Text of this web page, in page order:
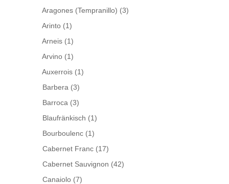
Aragones (Tempranillo) (3)
Arinto (1)
Arneis (1)
Arvino (1)
Auxerrois (1)
Barbera (3)
Barroca (3)
Blaufränkisch (1)
Bourboulenc (1)
Cabernet Franc (17)
Cabernet Sauvignon (42)
Canaiolo (7)